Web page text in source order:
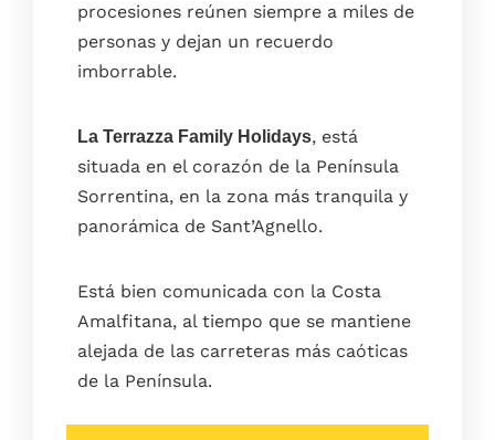
procesiones reúnen siempre a miles de
personas y dejan un recuerdo
imborrable.
La Terrazza Family Holidays, está
situada en el corazón de la Península
Sorrentina, en la zona más tranquila y
panorámica de Sant’Agnello.
Está bien comunicada con la Costa
Amalfitana, al tiempo que se mantiene
alejada de las carreteras más caóticas
de la Península.